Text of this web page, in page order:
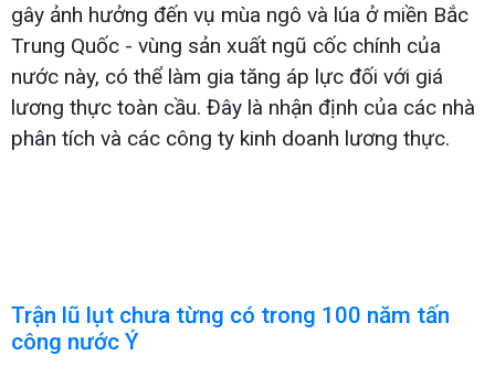
gây ảnh hưởng đến vụ mùa ngô và lúa ở miền Bắc
Trung Quốc - vùng sản xuất ngũ cốc chính của
nước này, có thể làm gia tăng áp lực đối với giá
lương thực toàn cầu. Đây là nhận định của các nhà
phân tích và các công ty kinh doanh lương thực.
Trận lũ lụt chưa từng có trong 100 năm tấn
công nước Ý